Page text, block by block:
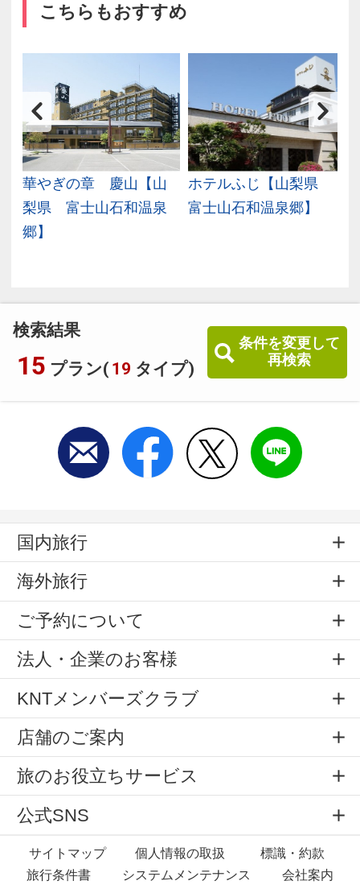
検索結果
15 プラン( 19 タイプ)
条件を変更して
再検索
こちらもおすすめ
華やぎの章 慶山【山
梨県 富士山石和温泉
郷】
ホテルふじ【山梨県
富士山石和温泉郷】
国内旅行
海外旅行
ご予約について
法人・企業のお客様
KNTメンバーズクラブ
店舗のご案内
旅のお役立ちサービス
公式SNS
サイトマップ 個人情報の取扱
標識・約款
旅行条件書
システムメンテナンス 会社案内